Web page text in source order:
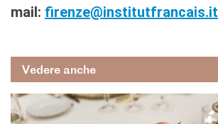
mail: firenze@institutfrancais.it
Vedere anche